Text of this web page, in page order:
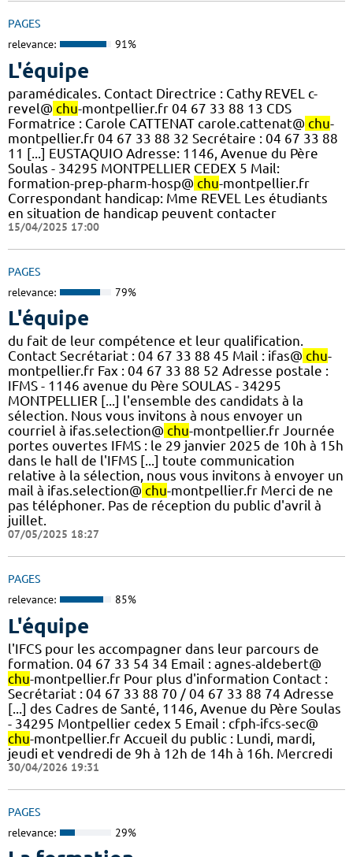
PAGES
relevance: 91%
L'équipe
paramédicales. Contact Directrice : Cathy REVEL c-
revel@ chu-montpellier.fr 04 67 33 88 13 CDS
Formatrice : Carole CATTENAT carole.cattenat@ chu-
montpellier.fr 04 67 33 88 32 Secrétaire : 04 67 33 88
11 [...] EUSTAQUIO Adresse: 1146, Avenue du Père
Soulas - 34295 MONTPELLIER CEDEX 5 Mail:
formation-prep-pharm-hosp@ chu-montpellier.fr
Correspondant handicap: Mme REVEL Les étudiants
en situation de handicap peuvent contacter
15/04/2025 17:00
PAGES
relevance: 79%
L'équipe
du fait de leur compétence et leur qualification.
Contact Secrétariat : 04 67 33 88 45 Mail : ifas@ chu-
montpellier.fr Fax : 04 67 33 88 52 Adresse postale :
IFMS - 1146 avenue du Père SOULAS - 34295
MONTPELLIER [...] l'ensemble des candidats à la
sélection. Nous vous invitons à nous envoyer un
courriel à ifas.selection@ chu-montpellier.fr Journée
portes ouvertes IFMS : le 29 janvier 2025 de 10h à 15h
dans le hall de l'IFMS [...] toute communication
relative à la sélection, nous vous invitons à envoyer un
mail à ifas.selection@ chu-montpellier.fr Merci de ne
pas téléphoner. Pas de réception du public d'avril à
juillet.
07/05/2025 18:27
PAGES
relevance: 85%
L'équipe
l'IFCS pour les accompagner dans leur parcours de
formation. 04 67 33 54 34 Email : agnes-aldebert@
chu-montpellier.fr Pour plus d'information Contact :
Secrétariat : 04 67 33 88 70 / 04 67 33 88 74 Adresse
[...] des Cadres de Santé, 1146, Avenue du Père Soulas
- 34295 Montpellier cedex 5 Email : cfph-ifcs-sec@
chu-montpellier.fr Accueil du public : Lundi, mardi,
jeudi et vendredi de 9h à 12h de 14h à 16h. Mercredi
30/04/2026 19:31
PAGES
relevance: 29%